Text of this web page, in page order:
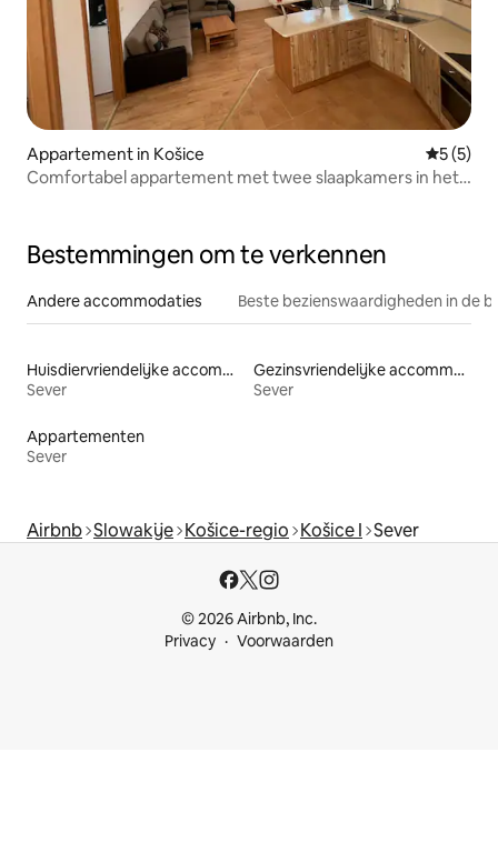
Appartement in Košice
5 (5)
Comfortabel appartement met twee slaapkamers in het
Bestemmingen om te verkennen
Andere accommodaties Beste bezienswaardigheden in de
Huisdiervriendelijke accommodaties
Sever
Gezinsvriendelijke accommodaties
Sever
Appartementen
Sever
Airbnb Slowakije Košice-regio Košice I Sever
© 2026 Airbnb, Inc.
Privacy
Voorwaarden